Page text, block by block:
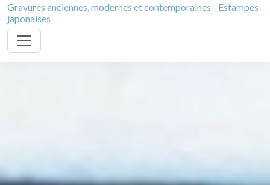
Gravures anciennes, modernes et contemporaines - Estampes
japonaises